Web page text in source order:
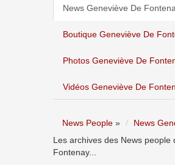
News Geneviève De
Boutique Geneviève De
Photos Geneviève De
Vidéos Geneviève De
News People » News
Les archives des News
Fontenay...